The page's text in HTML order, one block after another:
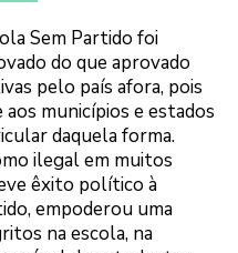
Sem Partido foi
do que aprovado
pelo país afora, pois
municípios e estados
daquela forma.
ilegal em muitos
êxito político à
empoderou uma
na escola, na